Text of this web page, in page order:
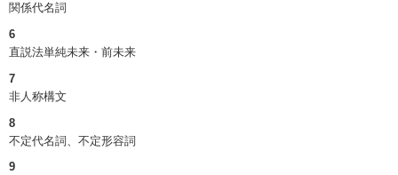
関係代名詞
6
直説法単純未来・前未来
7
非人称構文
8
不定代名詞、不定形容詞
9